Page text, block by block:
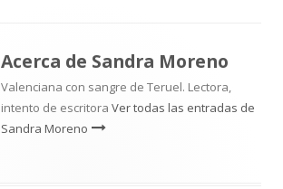
Acerca de Sandra Moreno
Valenciana con sangre de Teruel. Lectora,
intento de escritora Ver todas las entradas de
Sandra Moreno